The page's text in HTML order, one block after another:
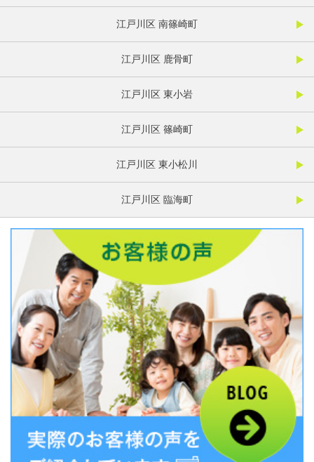
江戸川区 南篠崎町
江戸川区 鹿骨町
江戸川区 東小岩
江戸川区 篠崎町
江戸川区 東小松川
江戸川区 臨海町